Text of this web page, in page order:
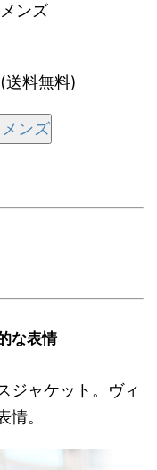
ンズ
料無料)
ンズ
な表情
ジャケット。ヴィ
。